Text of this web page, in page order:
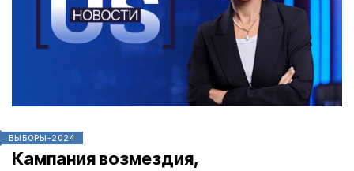
ВЫБОРЫ-2024
Кампания возмездия,